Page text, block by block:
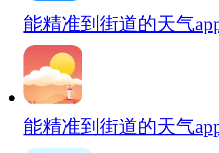
能精准到街道的天气
能精准到街道的天气